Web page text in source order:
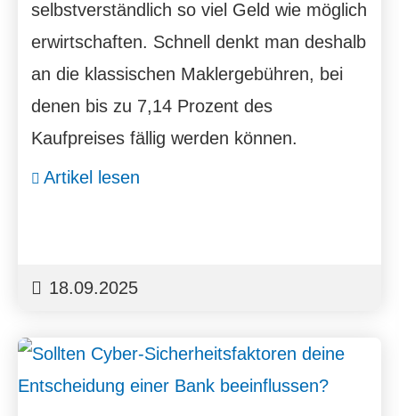
selbstverständlich so viel Geld wie möglich
erwirtschaften. Schnell denkt man deshalb
an die klassischen Maklergebühren, bei
denen bis zu 7,14 Prozent des
Kaufpreises fällig werden können.
Artikel lesen
18.09.2025